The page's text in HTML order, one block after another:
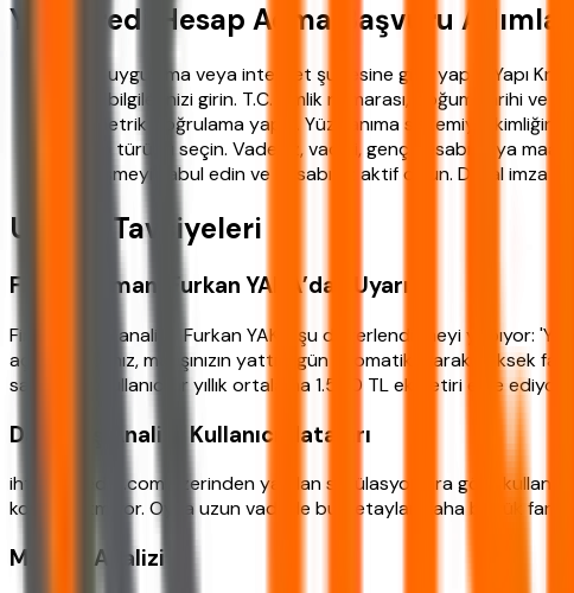
Yapı Kredi Hesap Açma Başvuru Adımları
Mobil uygulama veya internet şubesine giriş yapın. Yapı
Kimlik bilgilerinizi girin. T.C. kimlik numarası, doğum tarihi ve
Biyometrik doğrulama yapın. Yüz tanıma sistemiyle kimliğiniz
Hesap türünü seçin. Vadesiz, vadeli, genç hesabı veya
Sözleşmeyi kabul edin ve hesabınız aktif olsun. Dijital imza
Uzman Tavsiyeleri
Finans Uzmanı Furkan YAKA’dan Uyarı
Finansal veri analisti Furkan YAKA şu değerlendirmeyi yapıyor:
açtıracaksanız, maaşınızın yattığı gün otomatik olarak yüksek
sayesinde kullanıcılar yıllık ortalama 1.500 TL ek getiri elde ediyor.'
Davranış Analizi: Kullanıcı Hataları
ihtiyackredisi.com üzerinden yapılan simülasyonlara göre
kontrol etmiyor. Oysa uzun vadede bu detaylar daha büyük fark
Maliyet Analizi